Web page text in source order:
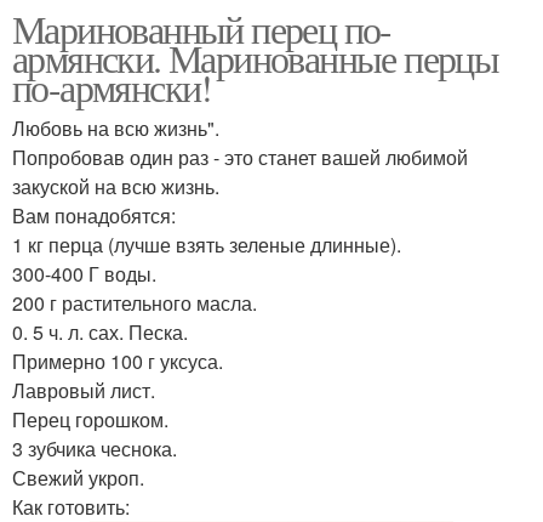
Маринованный перец по-
армянски. Маринованные перцы
по-армянски!
Любовь на всю жизнь".
Попробовав один раз - это станет вашей любимой
закуской на всю жизнь.
Вам понадобятся:
1 кг перца (лучше взять зеленые длинные).
300-400 Г воды.
200 г растительного масла.
0. 5 ч. л. сах. Песка.
Примерно 100 г уксуса.
Лавровый лист.
Перец горошком.
3 зубчика чеснока.
Свежий укроп.
Как готовить: